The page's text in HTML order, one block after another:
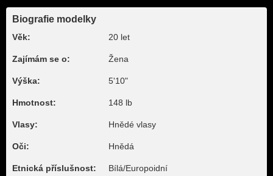
Biografie modelky
Věk: 20 let
Zajímám se o: Žena
Výška: 5'10"
Hmotnost: 148 lb
Vlasy: Hnědé vlasy
Oči: Hnědá
Etnická příslušnost: Bílá/Europoidní